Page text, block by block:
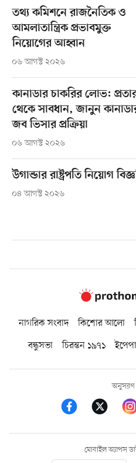
তথ্য কমিশনে রাজনৈতিক ও
আমলাতান্ত্রিক প্রভাবমুক্ত
নিয়োগের আহ্বান
০৬ আগস্ট ২০২৬
কানাডার চাকরির লোভ:
থেকে সাবধান, জানুন
জব ভিসার প্রক্রিয়া
০৬ আগস্ট ২০২৬
উগান্ডার রাষ্ট্রপতি নিয়োগ
০৪ আগস্ট ২০২৬
নাগরিক সংবাদ কিশোর আলো
বন্ধুসভা
চিরন্তন ১৯৭১
মোবাইল অ্যাপস